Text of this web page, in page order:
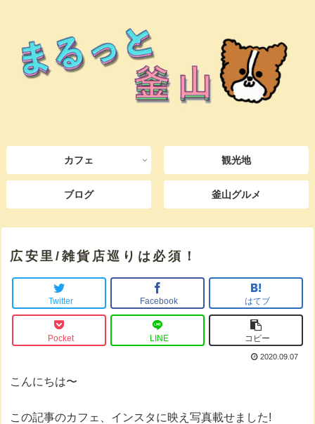
カフェ 観光地
ブログ 釜山グルメ
広安里/雑貨店巡りは必須！
Twitter Facebook はてブ
Pocket LINE コピー
2020.09.07
こんにちは〜
この記事のカフェ、インスタに映え写真載せました!